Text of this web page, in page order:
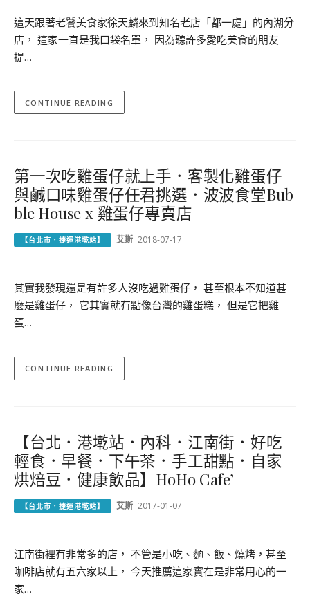
這天跟著老饕美食家徐天麟來到知名老店「都一處」的內湖分
店， 這家一直是我口袋名單， 因為聽許多愛吃美食的朋友
提…
CONTINUE READING
第一次吃雞蛋仔就上手．客製化雞蛋仔
與鹹口味雞蛋仔任君挑選．波波食堂Bub
ble House x 雞蛋仔專賣店
【台北市．捷運港墘站】 艾斯 2018-07-17
其實我發現還是有許多人沒吃過雞蛋仔， 甚至根本不知道甚
麼是雞蛋仔， 它其實就有點像台灣的雞蛋糕， 但是它把雞
蛋…
CONTINUE READING
【台北．港墘站．內科．江南街．好吃
輕食．早餐．下午茶．手工甜點．自家
烘焙豆．健康飲品】HoHo Cafe’
【台北市．捷運港墘站】 艾斯 2017-01-07
江南街裡有非常多的店， 不管是小吃、麵、飯、燒烤，甚至
咖啡店就有五六家以上， 今天推薦這家實在是非常用心的一
家…